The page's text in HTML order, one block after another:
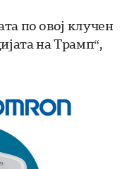
по овој клучен
на Трамп“,